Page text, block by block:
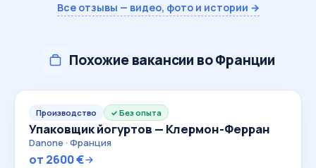
Все отзывы — видео, фото и истории →
Похожие вакансии во Франции
Производство Без опыта
Упаковщик йогуртов — Клермон-Ферран
Danone · Франция
от 2600 €